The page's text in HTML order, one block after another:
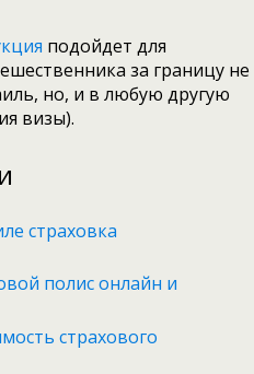
подойдет для
за границу не
но, и в любую другую
визы).
страховка
полис онлайн и
страхового